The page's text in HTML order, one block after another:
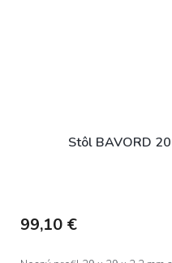
Stôl BAVORD
99,10 €